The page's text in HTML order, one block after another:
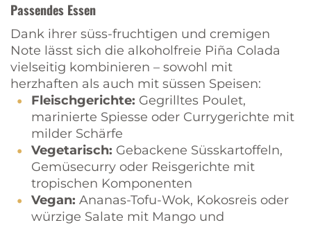
Passendes Essen
Dank ihrer süss-fruchtigen und cremigen
Note lässt sich die alkoholfreie Piña Colada
vielseitig kombinieren – sowohl mit
herzhaften als auch mit süssen Speisen:
Fleischgerichte: Gegrilltes Poulet,
marinierte Spiesse oder Currygerichte mit
milder Schärfe
Vegetarisch: Gebackene Süsskartoffeln,
Gemüsecurry oder Reisgerichte mit
tropischen Komponenten
Vegan: Ananas-Tofu-Wok, Kokosreis oder
würzige Salate mit Mango und